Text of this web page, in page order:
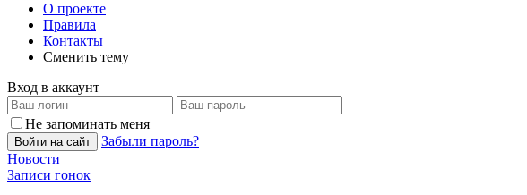
О проекте
Правила
Контакты
Сменить тему
Вход в аккаунт
Не запоминать меня
Войти на сайт
Забыли пароль?
Новости
Записи гонок